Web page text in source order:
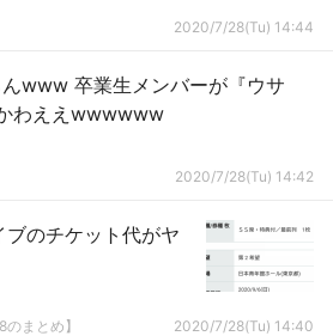
2020/7/28(Tu) 14:44
んwww 卒業生メンバーが『ウサ
わええwwwwww
2020/7/28(Tu) 14:42
のチケット代がヤ
まとめ】 2020/7/28(Tu) 14:40